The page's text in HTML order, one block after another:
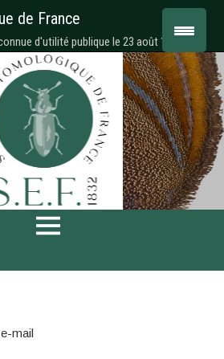
de France
d'utilité publique le 23 août 1878
mail